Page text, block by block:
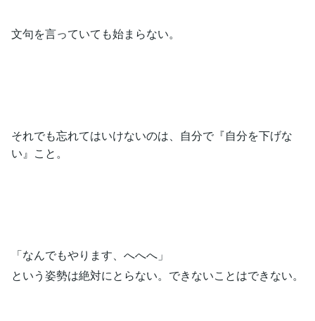
文句を言っていても始まらない。
それでも忘れてはいけないのは、自分で『自分を下げな
い』こと。
「なんでもやります、へへへ」
という姿勢は絶対にとらない。できないことはできない。